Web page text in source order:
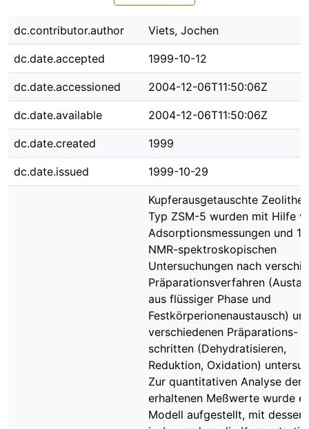
dc.contributor.author Viets, Jochen
dc.date.accepted 1999-10-12
dc.date.accessioned 2004-12-06T11:50:06Z
dc.date.available 2004-12-06T11:50:06Z
dc.date.created 1999
dc.date.issued 1999-10-29
Kupferausgetauschte Zeolithe
Typ ZSM-5 wurden mit Hilfe
Adsorptionsmessungen und
NMR-spektroskopischen
Untersuchungen nach
Präparationsverfahren
aus flüssiger Phase und
Festkörperionenaustausch)
verschiedenen Präparations-
schritten (Dehydratisieren,
Reduktion, Oxidation)
Zur quantitativen Analyse der
erhaltenen Meßwerte wurde
Modell aufgestellt, mit dessen